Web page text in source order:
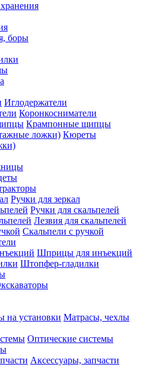
боры
Иглодержатели
Коронкосниматели
Крампонные щипцы
Кюреты
Ручки для зеркал
Ручки для скальпелей
Лезвия для скальпелей
Скальпели с ручкой
Шприцы для инъекций
Штопфер-гладилки
Матрасы, чехлы
Оптические системы
Аксессуары, запчасти